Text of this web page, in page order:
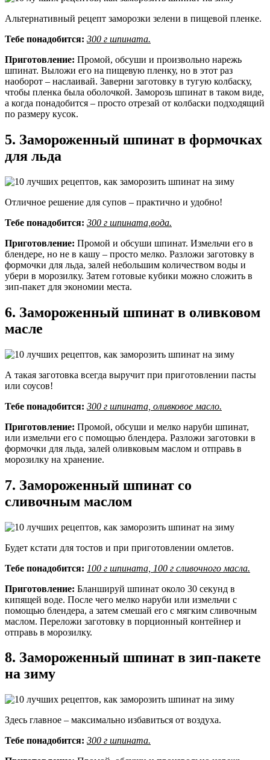
Альтернативный рецепт заморозки зелени в пищевой пленке.
Тебе понадобится: 300 г шпината.
Приготовление: Промой, обсуши и произвольно нарежь
шпинат. Выложи его на пищевую пленку, но в этот раз
наоборот – наслаивай. Заверни заготовку в тугую колбаску,
чтобы пленка была оболочкой. Заморозь шпинат в таком виде,
а когда понадобится – просто отрезай от колбаски подходящий
по размеру кусок.
5. Замороженный шпинат в формочках
для льда
Отличное решение для супов – практично и удобно!
Тебе понадобится: 300 г шпината,вода.
Приготовление: Промой и обсуши шпинат. Измельчи его в
блендере, но не в кашу – просто мелко. Разложи заготовку в
формочки для льда, залей небольшим количеством воды и
убери в морозилку. Затем готовые кубики можно сложить в
зип-пакет для экономии места.
6. Замороженный шпинат в оливковом
масле
А такая заготовка всегда выручит при приготовлении пасты
или соусов!
Тебе понадобится: 300 г шпината, оливковое масло.
Приготовление: Промой, обсуши и мелко наруби шпинат,
или измельчи его с помощью блендера. Разложи заготовки в
формочки для льда, залей оливковым маслом и отправь в
морозилку на хранение.
7. Замороженный шпинат со
сливочным маслом
Будет кстати для тостов и при приготовлении омлетов.
Тебе понадобится: 100 г шпината, 100 г сливочного масла.
Приготовление: Бланшируй шпинат около 30 секунд в
кипящей воде. После чего мелко наруби или измельчи с
помощью блендера, а затем смешай его с мягким сливочным
маслом. Переложи заготовку в порционный контейнер и
отправь в морозилку.
8. Замороженный шпинат в зип-пакете
на зиму
Здесь главное – максимально избавиться от воздуха.
Тебе понадобится: 300 г шпината.